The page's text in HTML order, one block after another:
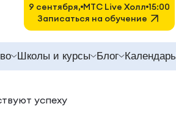
Школы и курсы Блог Календарь
успеху
9 сентября, MTC Live Холл 15:00
Записаться на обучение